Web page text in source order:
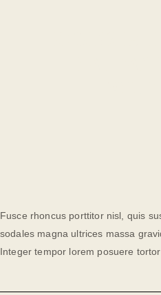
Fusce rhoncus porttitor nisl, quis
sodales magna ultrices massa
Integer tempor lorem posuere